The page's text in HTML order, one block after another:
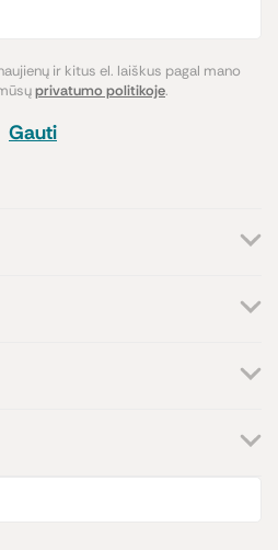
ir kitus el. laiškus pagal mano
privatumo politikoje.
Gauti